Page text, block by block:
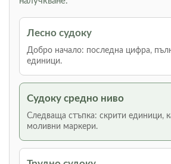
Лесно судоку
Добро начало: последна цифра,
единици.
Судоку средно ниво
Следваща стъпка: скрити единици,
моливни маркери.